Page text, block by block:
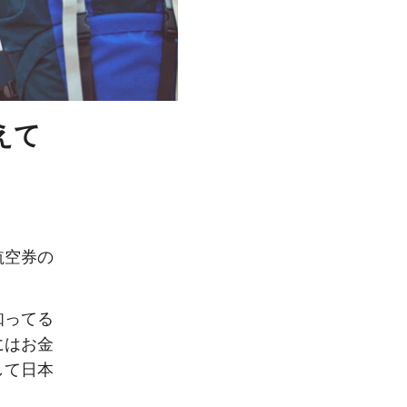
て
空券の
てる
お金
日本